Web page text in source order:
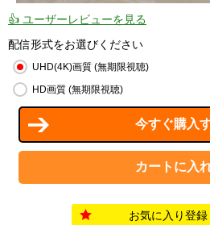
👍 ユーザーレビューを見る
配信形式をお選びください
UHD(4K)画質 (無期限視聴)
HD画質 (無期限視聴)
お気に入り登録